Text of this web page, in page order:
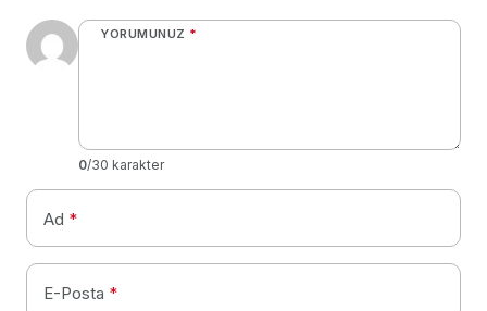
YORUMUNUZ *
0/30 karakter
Ad *
E-Posta *